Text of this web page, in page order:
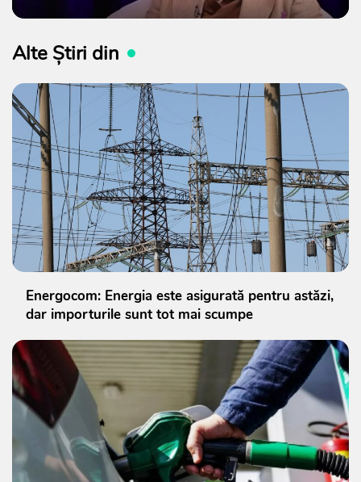
Alte Știri din
Energocom: Energia este asigurată pentru astăzi,
dar importurile sunt tot mai scumpe